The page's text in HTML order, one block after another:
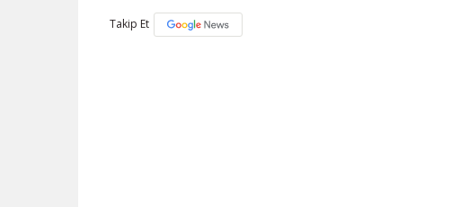
Takip Et